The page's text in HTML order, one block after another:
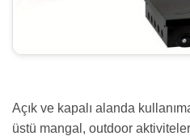
Açık ve kapalı alanda
üstü mangal, outdoor